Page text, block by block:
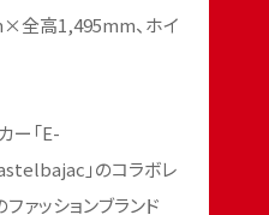
高1,495mm、ホイ
ー「E-
」のコラボレ
ァッションブランド